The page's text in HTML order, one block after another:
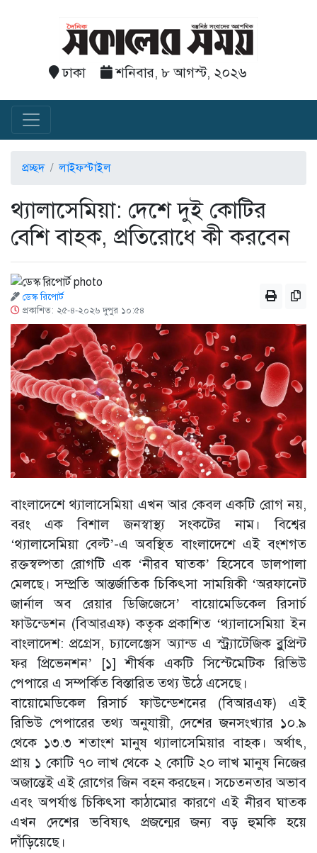
ঢাকা শনিবার, ৮ আগস্ট, ২০২৬
প্রচ্ছদ লাইফস্টাইল
থ্যালাসেমিয়া: দেশে দুই কোটির
বেশি বাহক, প্রতিরোধে কী করবেন
ডেস্ক রিপোর্ট
প্রকাশিত: ২৫-৪-২০২৬ দুপুর ১০:৫৪
বাংলাদেশে থ্যালাসেমিয়া এখন আর কেবল একটি রোগ নয়,
বরং এক বিশাল জনস্বাস্থ্য সংকটের নাম। বিশ্বের
‘থ্যালাসেমিয়া বেল্ট’-এ অবস্থিত বাংলাদেশে এই বংশগত
রক্তস্বল্পতা রোগটি এক ‘নীরব ঘাতক’ হিসেবে ডালপালা
মেলছে। সম্প্রতি আন্তর্জাতিক চিকিৎসা সাময়িকী ‘অরফানেট
জার্নাল অব রেয়ার ডিজিজেসে’ বায়োমেডিকেল রিসার্চ
ফাউন্ডেশন (বিআরএফ) কতৃক প্রকাশিত ‘থ্যালাসেমিয়া ইন
বাংলাদেশ: প্রগ্রেস, চ্যালেঞ্জেস অ্যান্ড এ স্ট্র্যাটেজিক ব্লুপ্রিন্ট
ফর প্রিভেনশন’ [১] শীর্ষক একটি সিস্টেমেটিক রিভিউ
পেপারে এ সম্পর্কিত বিস্তারিত তথ্য উঠে এসেছে।
বায়োমেডিকেল রিসার্চ ফাউন্ডেশনের (বিআরএফ) এই
রিভিউ পেপারের তথ্য অনুযায়ী, দেশের জনসংখ্যার ১০.৯
থেকে ১৩.৩ শতাংশ মানুষ থ্যালাসেমিয়ার বাহক। অর্থাৎ,
প্রায় ১ কোটি ৭০ লাখ থেকে ২ কোটি ২০ লাখ মানুষ নিজের
অজান্তেই এই রোগের জিন বহন করছেন। সচেতনতার অভাব
এবং অপর্যাপ্ত চিকিৎসা কাঠামোর কারণে এই নীরব ঘাতক
এখন দেশের ভবিষ্যৎ প্রজন্মের জন্য বড় হুমকি হয়ে
দাঁড়িয়েছে।